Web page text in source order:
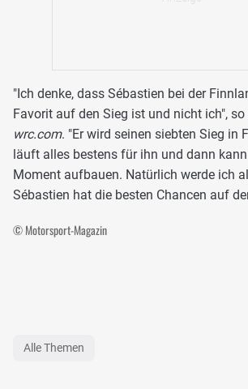
"Ich denke, dass Sébastien bei der
Favorit auf den Sieg ist und nicht ich",
wrc.com. "Er wird seinen siebten Sieg in
läuft alles bestens für ihn und dann
Moment aufbauen. Natürlich werde ich
Sébastien hat die besten Chancen auf
© Motorsport-Magazin
Alle Themen